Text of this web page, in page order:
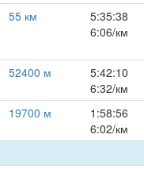
55 км
5:35:38
6:06/км
52400 м
5:42:10
6:32/км
19700 м
1:58:56
6:02/км